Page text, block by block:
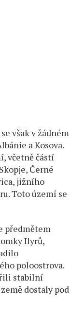
však v žádném
a Kosova.
včetně částí
Černé
jižního
Toto území se
předmětem
Ilyrů,
poloostrova.
stabilní
dostaly pod